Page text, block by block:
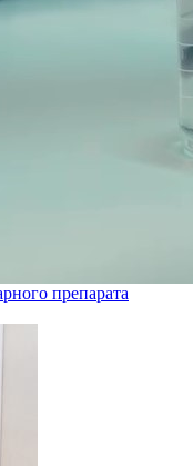
препарата